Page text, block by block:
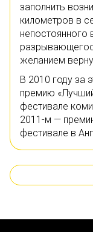
заполнить
километров в
желанием
В 2010 году за
премию
фестивале
2011-м —
фестивале в